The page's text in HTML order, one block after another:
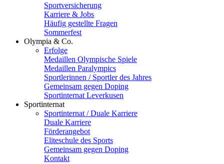
Sportversicherung
Karriere & Jobs
Häufig gestellte Fragen
Sommerfest
Olympia & Co.
Erfolge
Medaillen Olympische Spiele
Medaillen Paralympics
Sportlerinnen / Sportler des Jahres
Gemeinsam gegen Doping
Sportinternat Leverkusen
Sportinternat
Sportinternat / Duale Karriere
Duale Karriere
Förderangebot
Eliteschule des Sports
Gemeinsam gegen Doping
Kontakt